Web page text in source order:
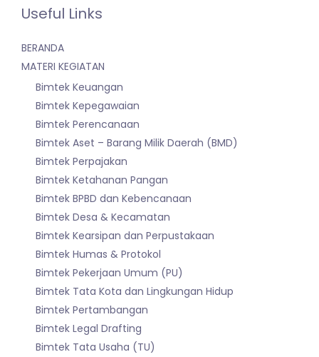
Useful Links
BERANDA
MATERI KEGIATAN
Bimtek Keuangan
Bimtek Kepegawaian
Bimtek Perencanaan
Bimtek Aset – Barang Milik Daerah (BMD)
Bimtek Perpajakan
Bimtek Ketahanan Pangan
Bimtek BPBD dan Kebencanaan
Bimtek Desa & Kecamatan
Bimtek Kearsipan dan Perpustakaan
Bimtek Humas & Protokol
Bimtek Pekerjaan Umum (PU)
Bimtek Tata Kota dan Lingkungan Hidup
Bimtek Pertambangan
Bimtek Legal Drafting
Bimtek Tata Usaha (TU)